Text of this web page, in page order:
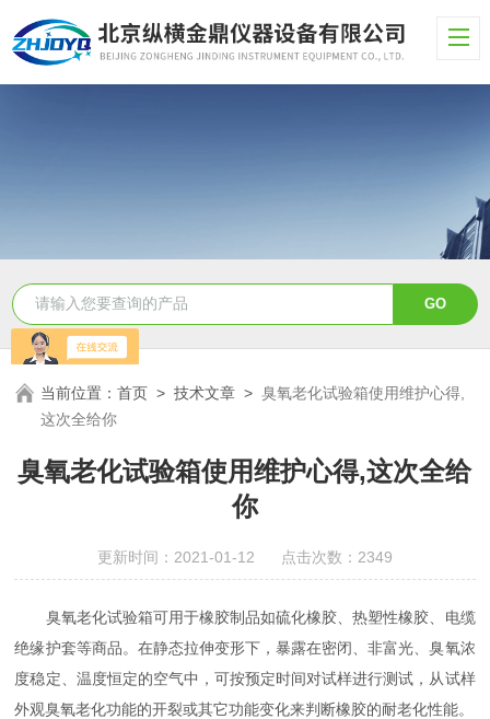
当前位置：首页 >技术文章 >臭氧老化试验箱使用维护心得,
这次全给你
臭氧老化试验箱使用维护心得,这次全给
你
更新时间：2021-01-12 点击次数：2349
臭氧老化试验箱可用于橡胶制品如硫化橡胶、热塑性橡胶、电缆
绝缘护套等商品。在静态拉伸变形下，暴露在密闭、非富光、臭氧浓
度稳定、温度恒定的空气中，可按预定时间对试样进行测试，从试样
外观臭氧老化功能的开裂或其它功能变化来判断橡胶的耐老化性能。